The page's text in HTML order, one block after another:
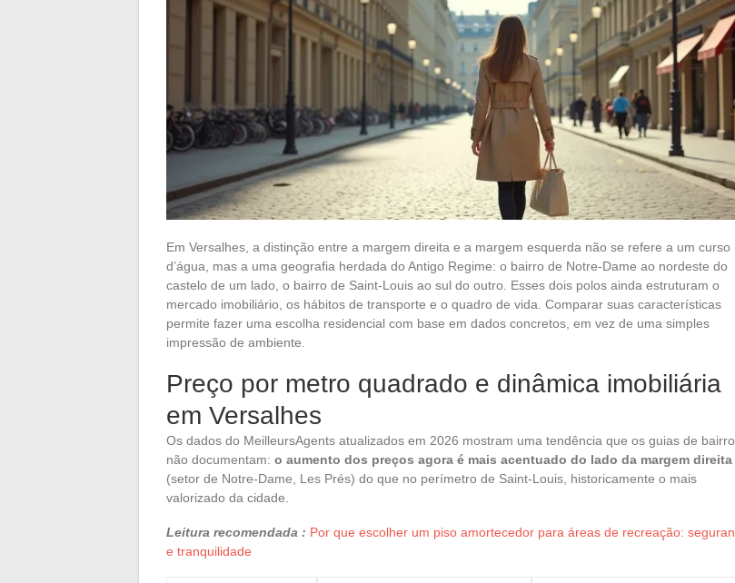
Em Versalhes, a distinção entre a margem direita e a margem esquerda não se refere a um curso
d’água, mas a uma geografia herdada do Antigo Regime: o bairro de Notre-Dame ao nordeste do
castelo de um lado, o bairro de Saint-Louis ao sul do outro. Esses dois polos ainda estruturam o
mercado imobiliário, os hábitos de transporte e o quadro de vida. Comparar suas características
permite fazer uma escolha residencial com base em dados concretos, em vez de uma simples
impressão de ambiente.
Preço por metro quadrado e dinâmica imobiliária
em Versalhes
Os dados do MeilleursAgents atualizados em 2026 mostram uma tendência que os guias de bairro
não documentam: o aumento dos preços agora é mais acentuado do lado da margem direita
(setor de Notre-Dame, Les Prés) do que no perímetro de Saint-Louis, historicamente o mais
valorizado da cidade.
Leitura recomendada : Por que escolher um piso amortecedor para áreas de recreação:
e tranquilidade